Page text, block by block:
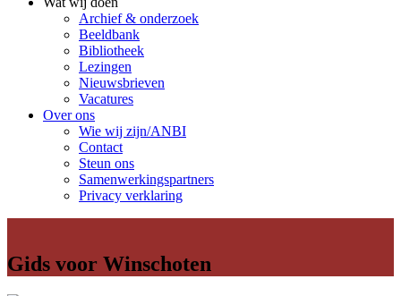
Archief & onderzoek
Beeldbank
Bibliotheek
Lezingen
Nieuwsbrieven
Vacatures
Over ons
Wie wij zijn/ANBI
Contact
Steun ons
Samenwerkingspartners
Privacy verklaring
Gids voor Winschoten